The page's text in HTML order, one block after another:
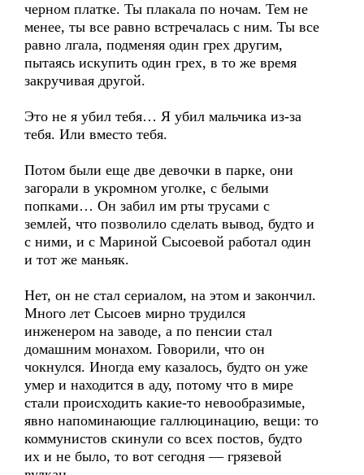
черном платке. Ты плакала по ночам. Тем не
менее, ты все равно встречалась с ним. Ты все
равно лгала, подменяя один грех другим,
пытаясь искупить один грех, в то же время
закручивая другой.
Это не я убил тебя… Я убил мальчика из-за
тебя. Или вместо тебя.
Потом были еще две девочки в парке, они
загорали в укромном уголке, с белыми
попками… Он забил им рты трусами с
землей, что позволило сделать вывод, будто и
с ними, и с Мариной Сысоевой работал один
и тот же маньяк.
Нет, он не стал сериалом, на этом и закончил.
Много лет Сысоев мирно трудился
инженером на заводе, а по пенсии стал
домашним монахом. Говорили, что он
чокнулся. Иногда ему казалось, будто он уже
умер и находится в аду, потому что в мире
стали происходить какие-то невообразимые,
явно напоминающие галлюцинацию, вещи: то
коммунистов скинули со всех постов, будто
их и не было, то вот сегодня — грязевой